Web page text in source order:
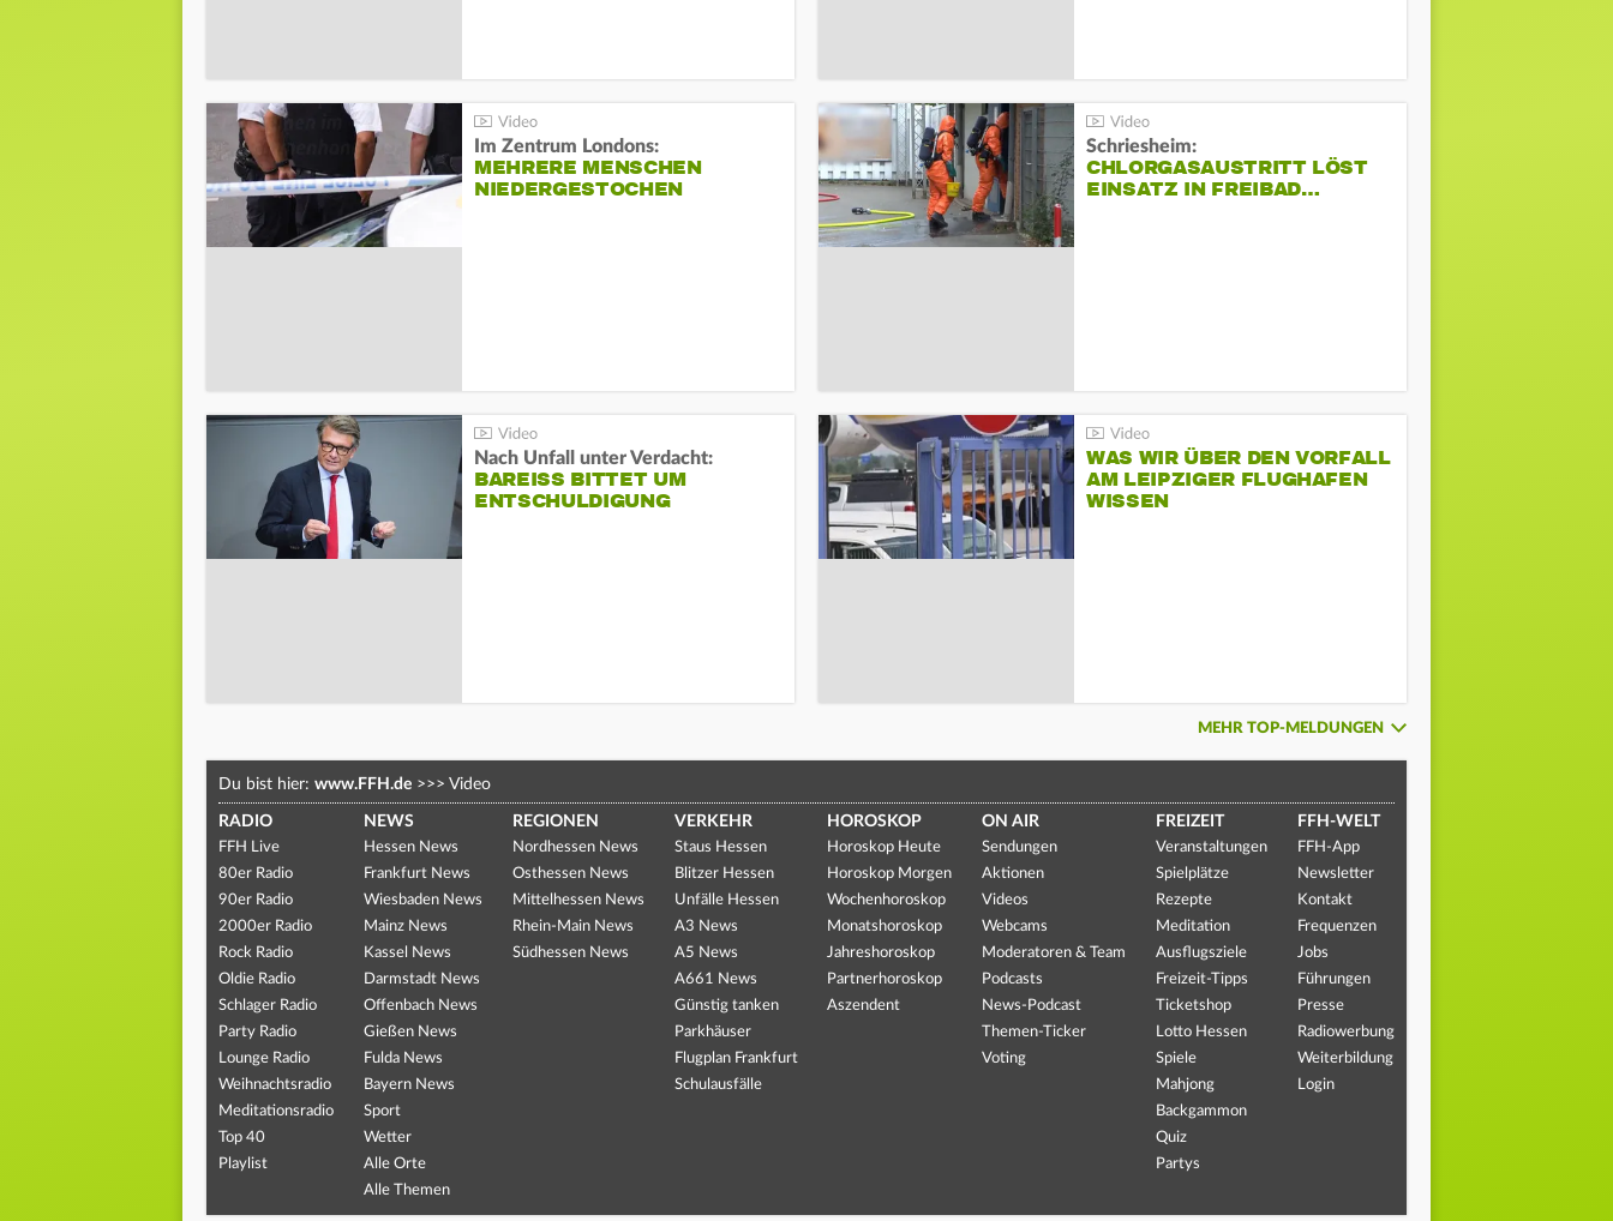
Im Zentrum Londons:
MEHRERE MENSCHEN
NIEDERGESTOCHEN
Schriesheim:
CHLORGASAUSTRITT LÖST
EINSATZ IN FREIBAD…
Nach Unfall unter Verdacht:
BAREISS BITTET UM E
NTSCHULDIGUNG
WAS WIR ÜBER DEN VORFALL
AM LEIPZIGER FLUGHAFEN
WISSEN
MEHR TOP-MELDUNGEN
Du bist hier: www.FFH.de >>> Video
RADIO
FFH Live
80er Radio
90er Radio
2000er Radio
Rock Radio
Oldie Radio
Schlager Radio
Party Radio
Lounge Radio
Weihnachtsradio
Meditationsradio
Top 40
Playlist
NEWS
Hessen News
Frankfurt News
Wiesbaden News
Mainz News
Kassel News
Darmstadt News
Offenbach News
Gießen News
Fulda News
Bayern News
Sport
Wetter
Alle Orte
Alle Themen
REGIONEN
Nordhessen News
Osthessen News
Mittelhessen News
Rhein-Main News
Südhessen News
VERKEHR
Staus Hessen
Blitzer Hessen
Unfälle Hessen
A3 News
A5 News
A661 News
Günstig tanken
Parkhäuser
Flugplan Frankfurt
Schulausfälle
HOROSKOP
Horoskop Heute
Horoskop Morgen
Wochenhoroskop
Monatshoroskop
Jahreshoroskop
Partnerhoroskop
Aszendent
ON AIR
Sendungen
Aktionen
Videos
Webcams
Moderatoren & Team
Podcasts
News-Podcast
Themen-Ticker
Voting
FREIZEIT
Veranstaltungen
Spielplätze
Rezepte
Meditation
Ausflugsziele
Freizeit-Tipps
Ticketshop
Lotto Hessen
Spiele
Mahjong
Backgammon
Quiz
Partys
FFH-WELT
FFH-App
Newsletter
Kontakt
Frequenzen
Jobs
Führungen
Presse
Radiowerbung
Weiterbildung
Login